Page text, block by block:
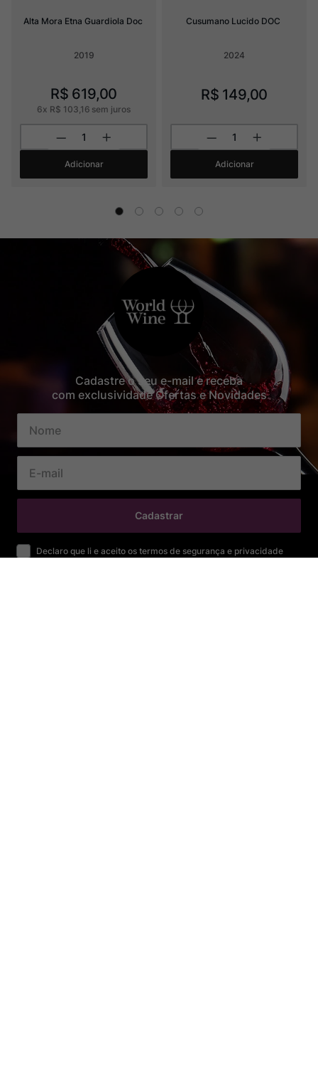
Alta Mora Etna Guardiola Doc
2019
R$ 619,00
6x R$ 103,16 sem juros
Adicionar
Cusumano Lucido DOC
2024
R$ 149,00
Adicionar
Cadastre o seu e-mail e receba
com exclusividade Ofertas e Novidades
Cadastrar
Declaro que li e aceito os termos de segurança e privacidade